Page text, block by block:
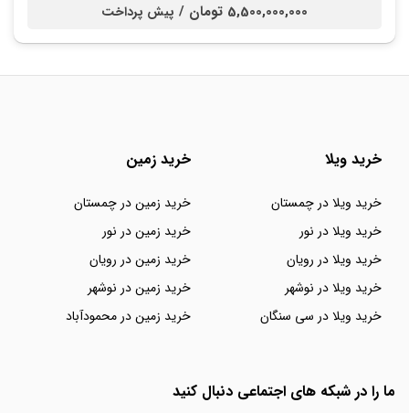
5,500,000,000 تومان / پیش پرداخت
خرید ویلا
خرید ویلا در چمستان
خرید ویلا در نور
خرید ویلا در رویان
خرید ویلا در نوشهر
خرید ویلا در سی سنگان
خرید زمین
خرید زمین در چمستان
خرید زمین در نور
خرید زمین در رویان
خرید زمین در نوشهر
خرید زمین در محمودآباد
ما را در شبکه های اجتماعی دنبال کنید